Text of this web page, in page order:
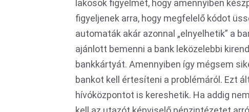
lakosok figyelmét, hogy amennyiben
figyeljenek arra, hogy megfelelő kódot
automaták akár azonnal „elnyelhetik” a
ajánlott bemenni a bank leközelebbi
bankkártyát. Amennyiben így mégsem
bankot kell értesíteni a problémáról. Ezt
hívóközpontot is kereshetik. Ha addig